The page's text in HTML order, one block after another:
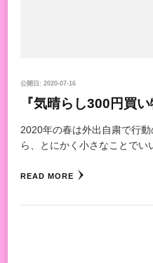
公開日: 2020-07-16
『気晴らし300円買
2020年の春は外出自粛で行
ら、とにかく小さなことでい
READ MORE